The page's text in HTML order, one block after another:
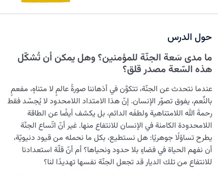
نضوج الطفل الغالي للروح 0/8
القضاء والقدر والاختيار
الابتلاء والامتحان في مسيرة الحياة 0/26
الشيطان… العدوّ المبين 0/14
الأمراض الخفية للروح 0/15
معرفة الجنة والنار 0/22
أين هو القرار المكين؟ وما سرّ العثور على هذا الملاذ الآمن في
حياتنا؟
حول الدرس
ما مدى سَعة الجنّة للمؤمنين؟ وهل يمكن أن تُشكّل
هذه السّعة مصدر قلق؟
عندما نتحدث عن الجنّة، تتكوَّن في أذهاننا صورةُ عالمٍ لا متناهٍ، مفعمٍ
بالنِّعم، يفوق تصوّر الإنسان. إنّ هذا الامتداد اللامحدود لا يُجسّد فقط
رحمةَ الله اللامتناهية ولطفَه الدائم، بل يكشف أيضًا عن الطاقة
اللامحدودة الكامنة في الإنسان للانتفاع منها. غير أنّ اتّساع الجنّة
يطرح تساؤلًا جوهريًا: هل نستطيع، بكل ما نحمله من قيود دنيويّة،
أن نفهم الحياة في فضاءٍ بلا حدود ونحياها؟ أم أنّ قلّة استعدادنا
للانتفاع من تلك الديار قد تجعل الجنّة نفسها تهديدًا لنا؟